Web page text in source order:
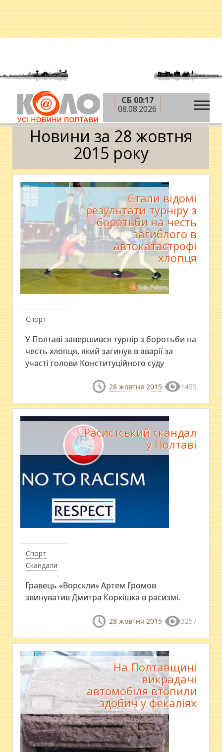
СБ 00:17
08.08.2026
Головна » 2015 рік » жовтень »28 жовтня
Календар
Новини за 28 жовтня
2015 року
Спорт
Стали відомі
результати турніру з
боротьби на честь
загиблого в
автокатастрофі
хлопця
​У Полтаві завершився турнір з боротьби на
честь хлопця, який загинув в аварії за
участі голови Конституційного суду
28 жовтня 2015 1455
Спорт
Скандали
Расистський скандал
у Полтаві
Гравець «Ворскли» Артем ​Громов
звинуватив Дмитра Коркішка в расизмі.
28 жовтня 2015 3257
На Полтавщині
викрадачі
автомобіля втопили
здобич у фекаліях